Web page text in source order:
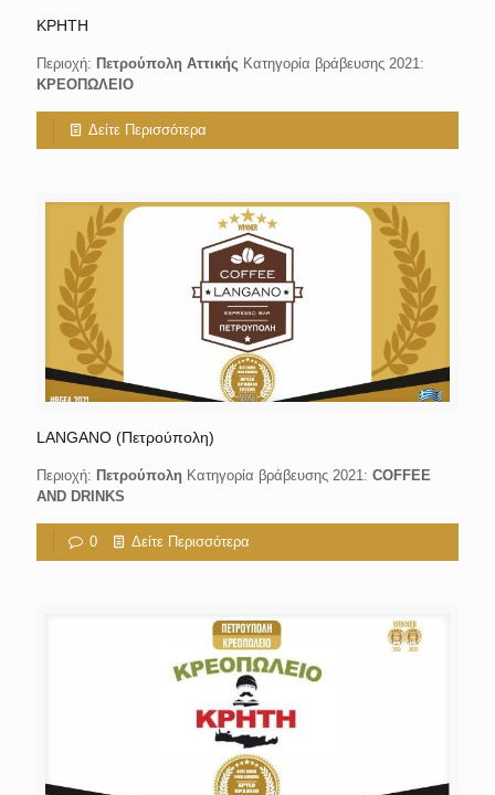
ΚΡΗΤΗ
Περιοχή: Πετρούπολη Αττικής Κατηγορία βράβευσης 2021:
ΚΡΕΟΠΩΛΕΙΟ
Δείτε Περισσότερα
LANGANO (Πετρούπολη)
Περιοχή: Πετρούπολη Κατηγορία βράβευσης 2021: COFFEE
AND DRINKS
0 Δείτε Περισσότερα